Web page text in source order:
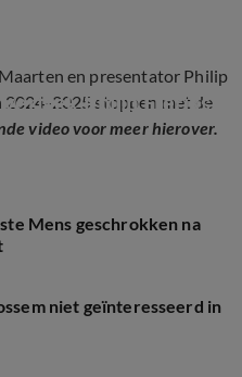
en presentator Philip
2025 stoppen met de
video voor meer hierover.
Philip Freriks
Mens geschrokken na
niet geïnteresseerd in